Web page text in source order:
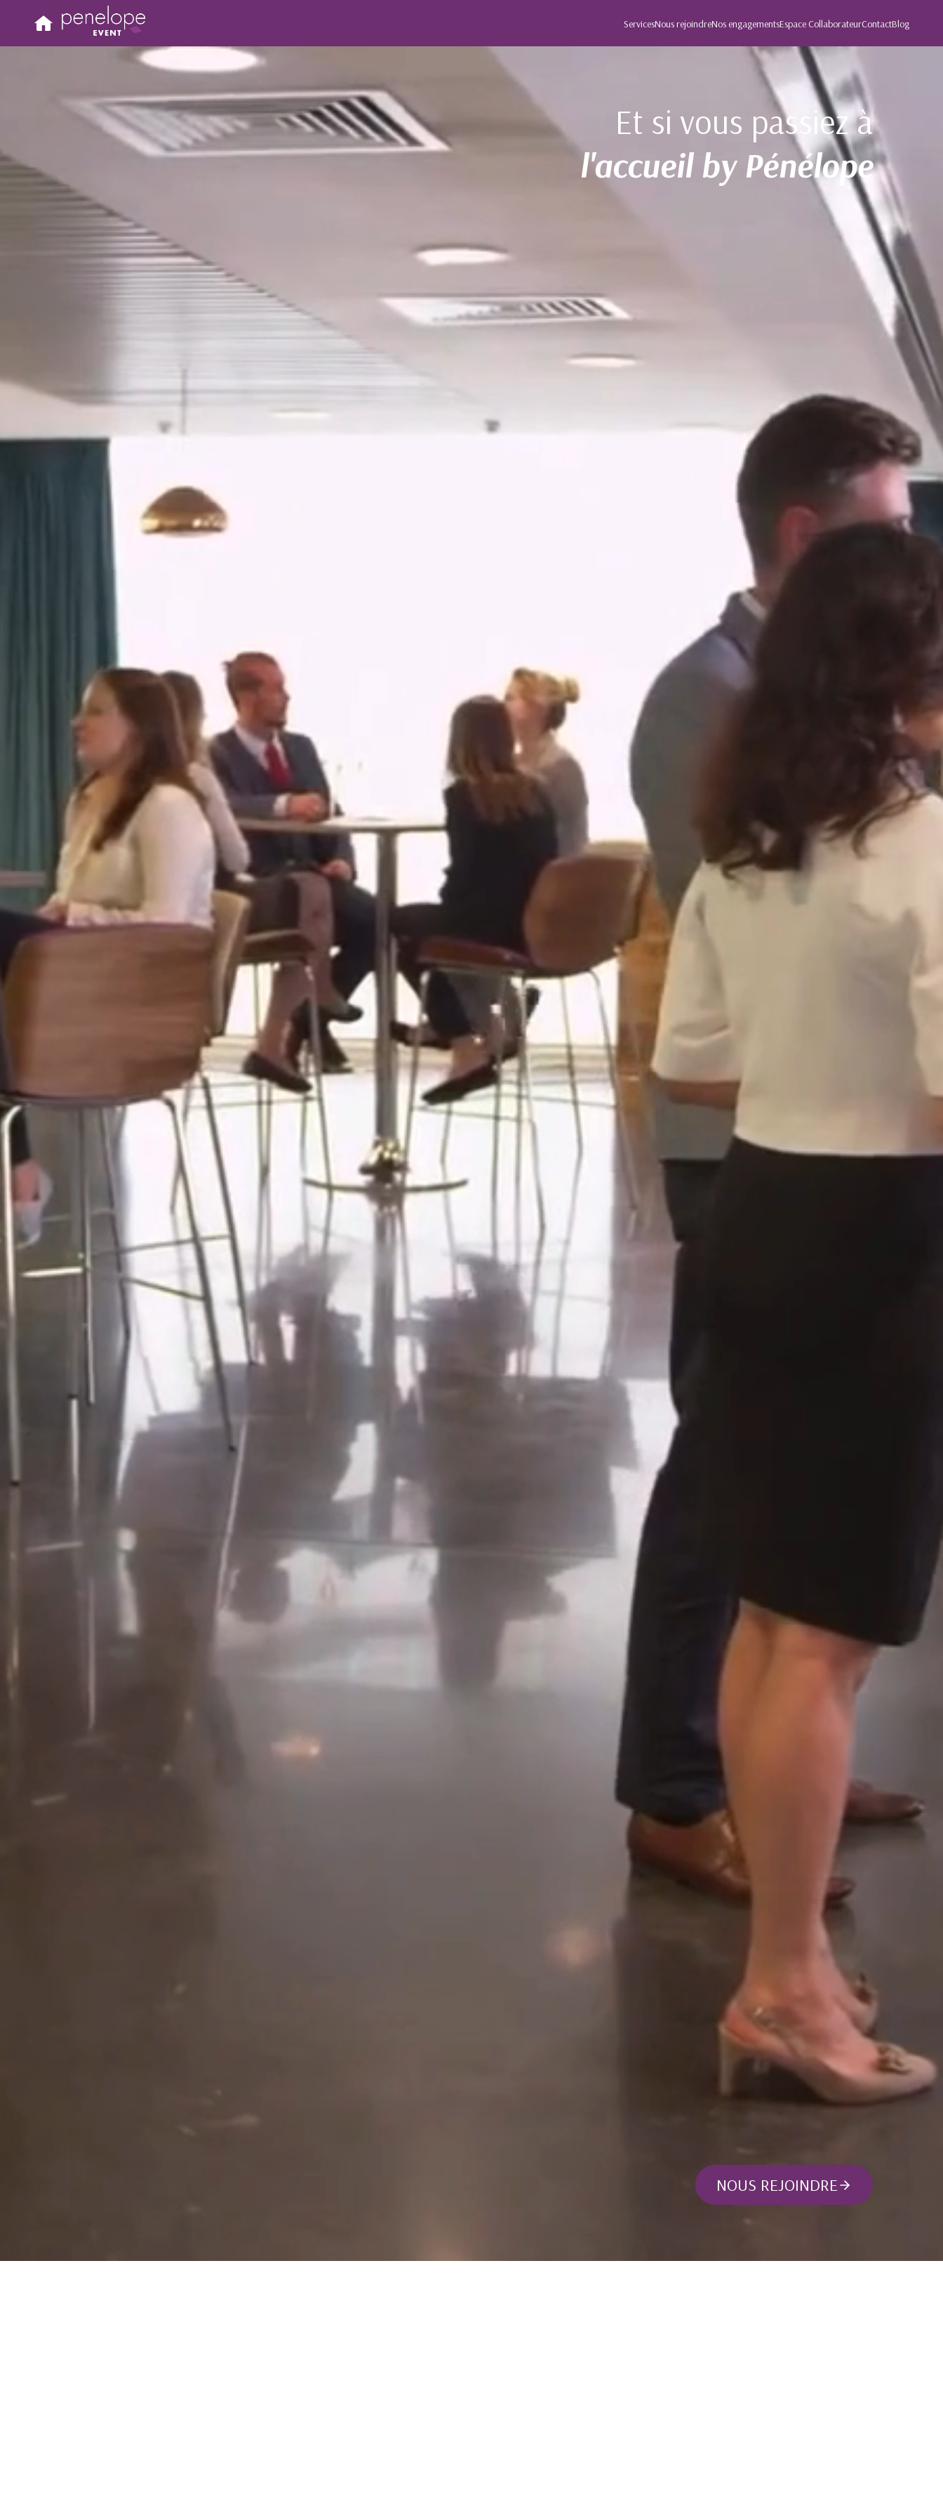
ServicesNous rejoindreNos engagementsEspace CollaborateurContactBlog
Et si vous passiez à
l'accueil by Pénélope
NOUS REJOINDRE